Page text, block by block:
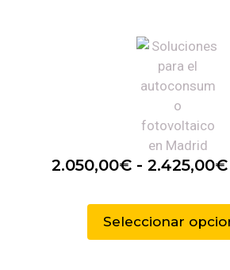
2.050,00€ - 2.425,00€
Seleccionar